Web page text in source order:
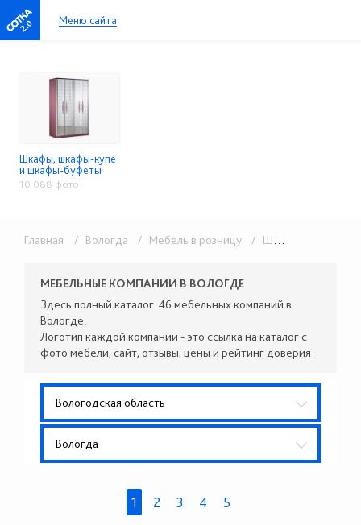
2.0 Меню сайта
Шкафы, шкафы-купе
и шкафы-буфеты
10 088 фото
Главная / Вологда / Мебель в розницу / Шкафы, шкафы-купе и шкафы-буфеты
МЕБЕЛЬНЫЕ КОМПАНИИ В ВОЛОГДЕ
Здесь полный каталог: 46 мебельных компаний в
Вологде.
Логотип каждой компании - это ссылка на каталог с
фото мебели, сайт, отзывы, цены и рейтинг доверия
Вологодская область
Вологда
1 2 3 4 5